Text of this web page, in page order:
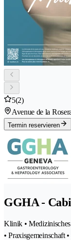
5(2)
Avenue de la
Termin reservieren
GGHA -
Klinik •
• Praxisgemeinschaft